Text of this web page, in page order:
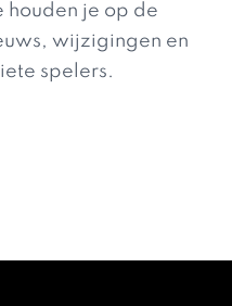
houden je op de
wijzigingen en
spelers.